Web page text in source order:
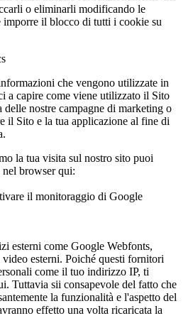
o eliminarli modificando le
imporre il blocco di tutti i cookie su
che vengono utilizzate in
a capire come viene utilizzato il Sito
delle nostre campagne di marketing o
il Sito e la tua applicazione al fine di
la tua visita sul nostro sito puoi
browser qui:
il monitoraggio di Google
esterni come Google Webfonts,
esterni. Poiché questi fornitori
come il tuo indirizzo IP, ti
Tuttavia sii consapevole del fatto che
la funzionalità e l'aspetto del
effetto una volta ricaricata la